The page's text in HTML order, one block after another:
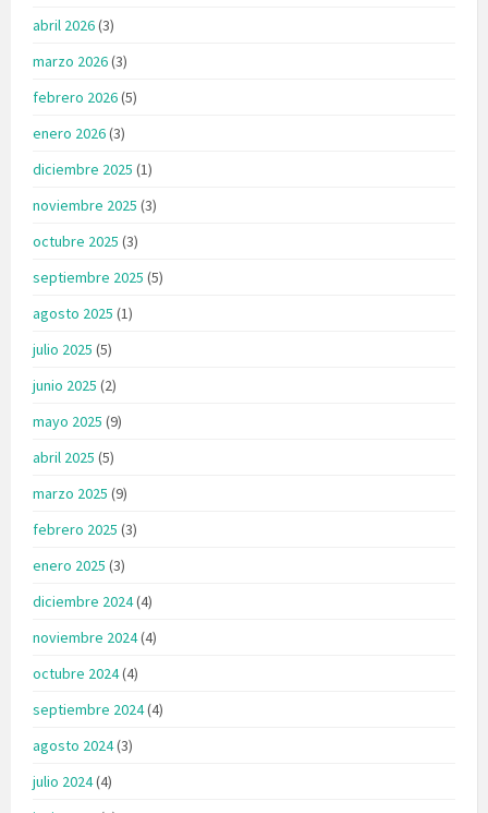
abril 2026(3)
marzo 2026(3)
febrero 2026(5)
enero 2026(3)
diciembre 2025 (1)
noviembre 2025 (3)
octubre 2025 (3)
septiembre 2025 (5)
agosto 2025 (1)
julio 2025 (5)
junio 2025 (2)
mayo 2025 (9)
abril 2025 (5)
marzo 2025 (9)
febrero 2025 (3)
enero 2025 (3)
diciembre 2024(4)
noviembre 2024(4)
octubre 2024(4)
septiembre 2024(4)
agosto 2024(3)
julio 2024(4)